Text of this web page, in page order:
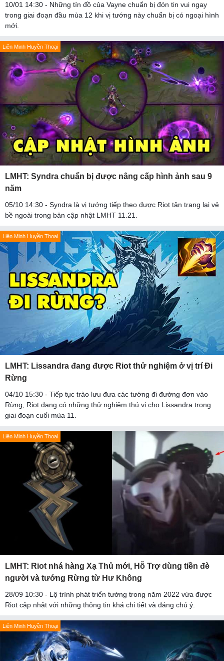
10/01 14:30 - Những tín đồ của Vayne chuẩn bị đón tin vui ngay
trong giai đoạn đầu mùa 12 khi vị tướng này chuẩn bị có ngoại hình
mới.
Liên Minh Huyền Thoại
LMHT: Syndra chuẩn bị được nâng cấp hình ảnh sau 9
năm
05/10 14:30 - Syndra là vị tướng tiếp theo được Riot tân trang lại vẻ
bề ngoài trong bản cập nhật LMHT 11.21.
Liên Minh Huyền Thoại
LMHT: Lissandra đang được Riot thử nghiệm ở vị trí Đi
Rừng
04/10 15:30 - Tiếp tục trào lưu đưa các tướng đi đường đơn vào
Rừng, Riot đang có những thử nghiệm thú vị cho Lissandra trong
giai đoạn cuối mùa 11.
Liên Minh Huyền Thoại
LMHT: Riot nhá hàng Xạ Thủ mới, Hỗ Trợ dùng tiền đè
người và tướng Rừng từ Hư Không
28/09 10:30 - Lộ trình phát triển tướng trong năm 2022 vừa được
Riot cập nhật với những thông tin khá chi tiết và đáng chú ý.
Liên Minh Huyền Thoại